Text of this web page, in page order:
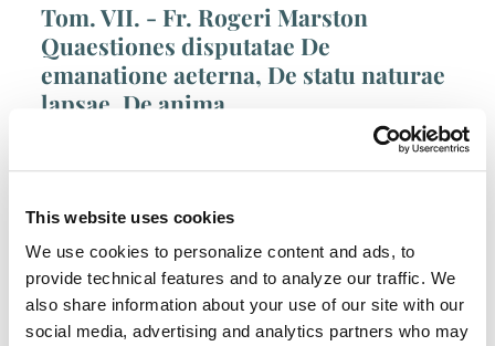
This website uses cookies
We use cookies to personalize content and ads, to
provide technical features and to analyze our traffic. We
also share information about your use of our site with our
social media, advertising and analytics partners who may
Tom. VII. - Fr. Rogeri Marston
Quaestiones disputatae De
emanatione aeterna, De statu naturae
lapsae, De anima
Fuori stampa